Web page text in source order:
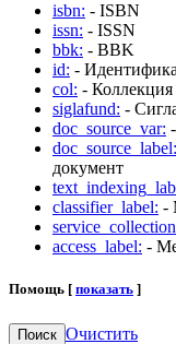
isbn: - ISBN
issn: - ISSN
bbk: - BBK
id: -
col: - Коллекция
siglafund: -
doc_source_var:
doc_source_label:
документ
classifier_label: -
access_label: -
Помощь [ показать ]
Поиск Очистить